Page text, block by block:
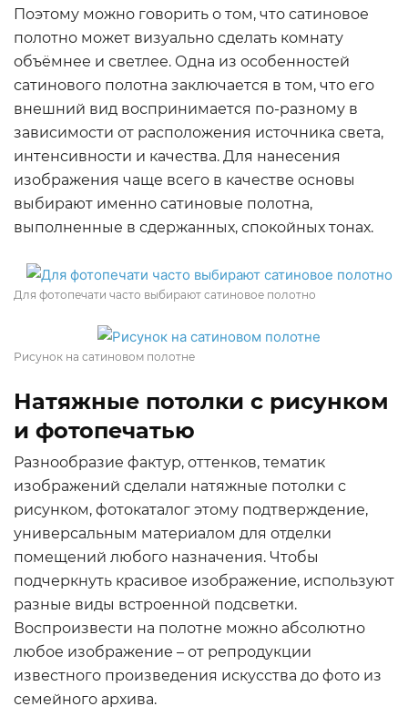
Поэтому можно говорить о том, что сатиновое
полотно может визуально сделать комнату
объёмнее и светлее. Одна из особенностей
сатинового полотна заключается в том, что его
внешний вид воспринимается по-разному в
зависимости от расположения источника света,
интенсивности и качества. Для нанесения
изображения чаще всего в качестве основы
выбирают именно сатиновые полотна,
выполненные в сдержанных, спокойных тонах.
Для фотопечати часто выбирают сатиновое полотно
Рисунок на сатиновом полотне
Натяжные потолки с рисунком
и фотопечатью
Разнообразие фактур, оттенков, тематик
изображений сделали натяжные потолки с
рисунком, фотокаталог этому подтверждение,
универсальным материалом для отделки
помещений любого назначения. Чтобы
подчеркнуть красивое изображение, используют
разные виды встроенной подсветки.
Воспроизвести на полотне можно абсолютно
любое изображение – от репродукции
известного произведения искусства до фото из
семейного архива.